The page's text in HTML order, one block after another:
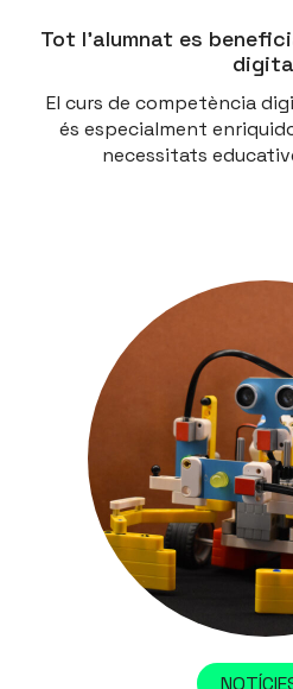
Tot l’alumnat es
El curs de competència
és especialment
necessitats